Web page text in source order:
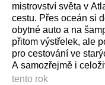
mistrovství světa v
cestu. Přes oceán si
obytné auto a na
přitom výstřelek, ale
pro cestování ve
A samozřejmě i
tento rok